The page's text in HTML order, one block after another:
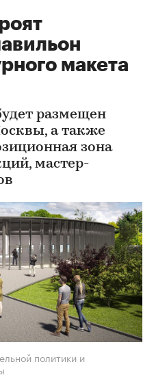
макета
размещен
а также
зона
мастер-
политики и